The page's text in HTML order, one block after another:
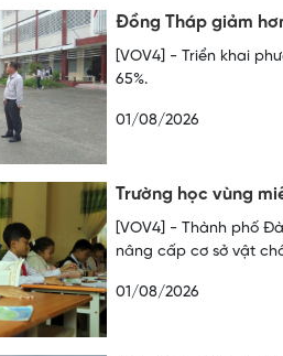
Đồng Tháp giảm
[VOV4] - Triển khai
65%.
01/08/2026
Trường học vùng
[VOV4] - Thành phố
nâng cấp cơ sở vật
01/08/2026